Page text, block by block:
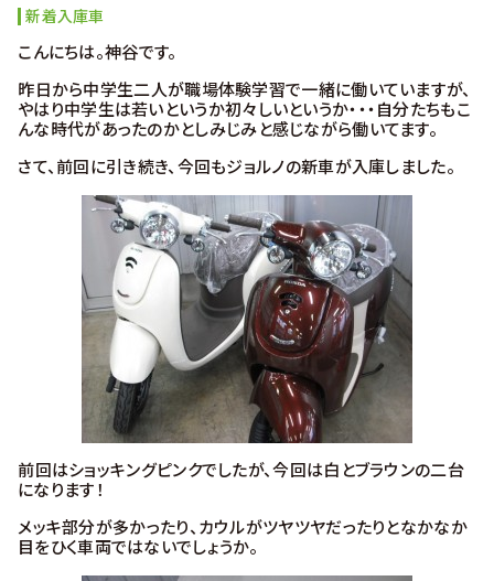
新着入庫車
こんにちは。神谷です。
昨日から中学生二人が職場体験学習で一緒に働いていますが、
やはり中学生は若いというか初々しいというか・・・自分たちもこ
んな時代があったのかとしみじみと感じながら働いてます。
さて、前回に引き続き、今回もジョルノの新車が入庫しました。
前回はショッキングピンクでしたが、今回は白とブラウンの二台
になります！
メッキ部分が多かったり、カウルがツヤツヤだったりとなかなか
目をひく車両ではないでしょうか。